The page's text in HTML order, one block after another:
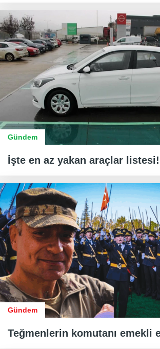
Gündem
İşte en az yakan araçlar listesi!
Gündem
Teğmenlerin komutanı emekli